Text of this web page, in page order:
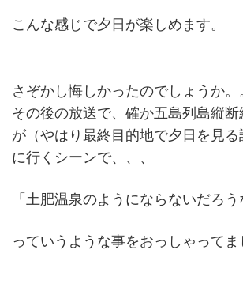
こんな感じで夕日が楽しめます。
さぞかし悔しかったのでしょうか。
その後の放送で、確か五島列島縦
が（やはり最終目的地で夕日を見
に行くシーンで、、、
「土肥温泉のようにならないだろう
っていうような事をおっしゃってま